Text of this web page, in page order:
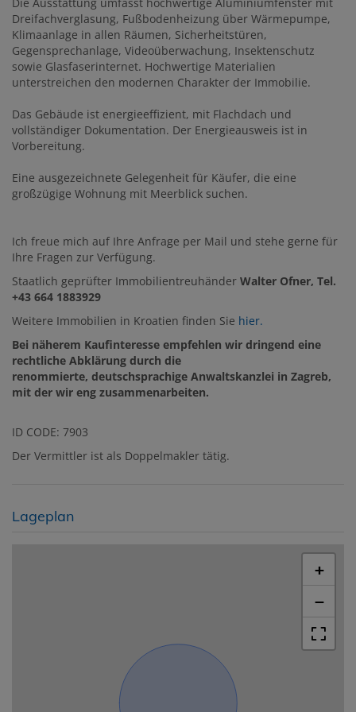
Dreifachverglasung, Fußbodenheizung über Wärmepumpe,
Klimaanlage in allen Räumen, Sicherheitstüren,
Gegensprechanlage, Videoüberwachung, Insektenschutz
sowie Glasfaserinternet. Hochwertige Materialien
unterstreichen den modernen Charakter der Immobilie.
Das Gebäude ist energieeffizient, mit Flachdach und
vollständiger Dokumentation. Der Energieausweis ist in
Vorbereitung.
Eine ausgezeichnete Gelegenheit für Käufer, die eine
großzügige Wohnung mit Meerblick suchen.
Ich freue mich auf Ihre Anfrage per Mail und stehe gerne für
Ihre Fragen zur Verfügung.
Staatlich geprüfter Immobilientreuhänder Walter Ofner, Tel.
+43 664 1883929
Weitere Immobilien in Kroatien finden Sie hier.
Bei näherem Kaufinteresse empfehlen wir dringend eine
rechtliche Abklärung durch die
renommierte, deutschsprachige Anwaltskanzlei in Zagreb,
mit der wir eng zusammenarbeiten.
ID CODE: 7903
Der Vermittler ist als Doppelmakler tätig.
Lageplan
+
−